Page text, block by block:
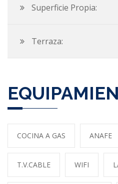
Superficie Propia:
Terraza:
COCINA A GAS ANAFE
T.V.CABLE WIFI